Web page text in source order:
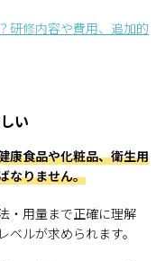
研修内容や費用、追加的
い
康食品や化粧品、衛生用
なりません。
・用量まで正確に理解
ルが求められます。